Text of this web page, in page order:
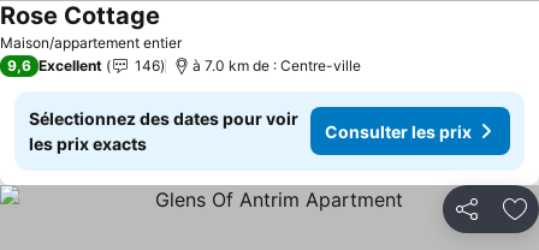
Maison/appartement entier
Rose Cottage
9,6 Excellent 146 à 7.0 km de : Centre-ville
Sélectionnez des dates pour voir
les prix exacts
Consulter les prix
Partager